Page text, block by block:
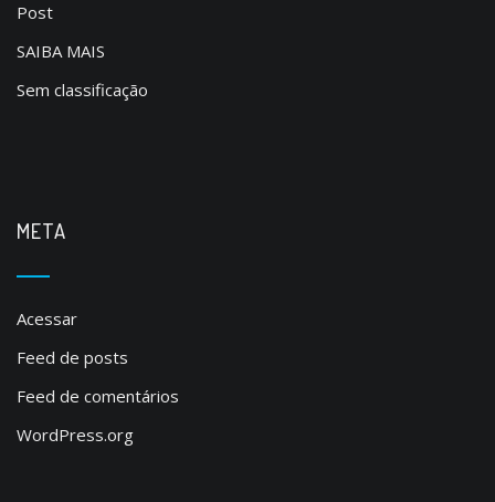
Post
SAIBA MAIS
Sem classificação
META
Acessar
Feed de posts
Feed de comentários
WordPress.org